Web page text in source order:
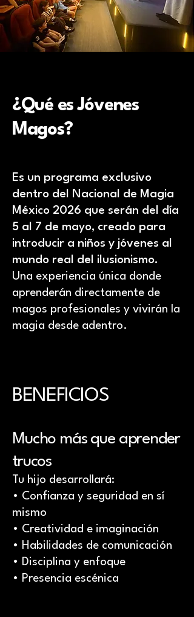
¿Qué es Jóvenes
Magos?
Es un programa exclusivo
dentro del Nacional de Magia
México 2026 que serán del día
5 al 7 de mayo, creado para
introducir a niños y jóvenes al
mundo real del ilusionismo.
Una experiencia única donde
aprenderán directamente de
magos profesionales y vivirán la
magia desde adentro.
BENEFICIOS
Mucho más que aprender
trucos
Tu hijo desarrollará:
• Confianza y seguridad en sí
mismo
• Creatividad e imaginación
• Habilidades de comunicación
• Disciplina y enfoque
• Presencia escénica